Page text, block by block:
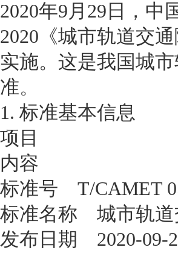
2020年9月29日，中
2020《城市轨道交
实施。这是我国城
准。
1. 标准基本信息
项目
内容
标准号 T/CAMET
标准名称 城市轨
发布日期 2020-09-